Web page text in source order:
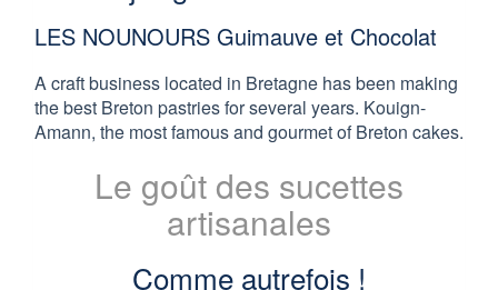
LES NOUNOURS Guimauve et Chocolat
A craft business located in Bretagne has been making
the best Breton pastries for several years. Kouign-
Amann, the most famous and gourmet of Breton cakes.
Le goût des sucettes
artisanales
Comme autrefois !